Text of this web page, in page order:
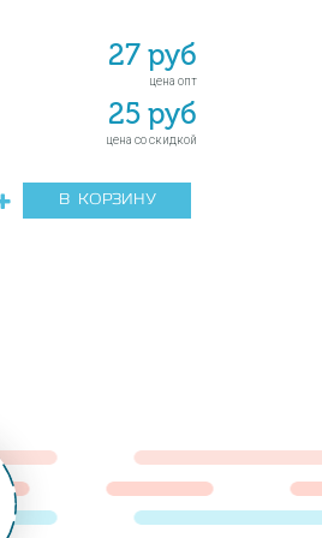
27 руб
цена опт
25 руб
цена со скидкой
В КОРЗИНУ